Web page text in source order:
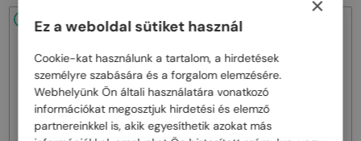
48/72 -53% 48/72
×
Ez a weboldal sütiket használ
Cookie-kat használunk a tartalom, a hirdetések
személyre szabására és a forgalom elemzésére.
Webhelyünk Ön általi használatára vonatkozó
információkat megosztjuk hirdetési és elemző
partnereinkkel is, akik egyesíthetik azokat más